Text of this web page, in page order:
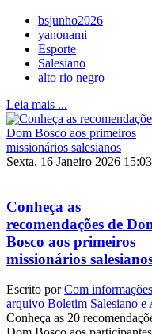
bsjunho2026
yanonami
Esporte
Salesiano
alto rio negro
Leia mais ...
Sexta, 16 Janeiro 2026 15:03
Conheça as
recomendações de
Bosco aos primeiros
missionários
Escrito porCom
arquivo Boletim Salesiano e
Conheça as 20